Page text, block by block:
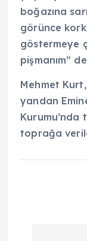
boğazına
görünce
göstermeye
pişmanım”
Mehmet
yandan
Kurumu’nda
toprağa